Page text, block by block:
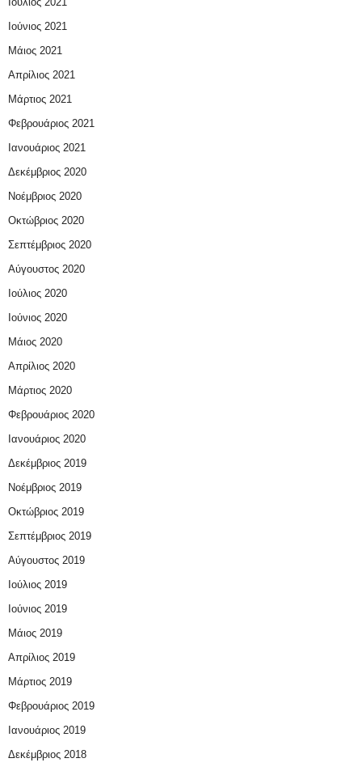
Ιούνιος 2021
Μάιος 2021
Απρίλιος 2021
Μάρτιος 2021
Φεβρουάριος 2021
Ιανουάριος 2021
Δεκέμβριος 2020
Νοέμβριος 2020
Οκτώβριος 2020
Σεπτέμβριος 2020
Αύγουστος 2020
Ιούλιος 2020
Ιούνιος 2020
Μάιος 2020
Απρίλιος 2020
Μάρτιος 2020
Φεβρουάριος 2020
Ιανουάριος 2020
Δεκέμβριος 2019
Νοέμβριος 2019
Οκτώβριος 2019
Σεπτέμβριος 2019
Αύγουστος 2019
Ιούλιος 2019
Ιούνιος 2019
Μάιος 2019
Απρίλιος 2019
Μάρτιος 2019
Φεβρουάριος 2019
Ιανουάριος 2019
Δεκέμβριος 2018